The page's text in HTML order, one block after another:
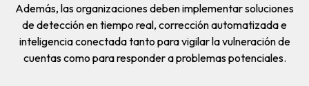
Además, las organizaciones deben implementar soluciones
de detección en tiempo real, corrección automatizada e
inteligencia conectada tanto para vigilar la vulneración de
cuentas como para responder a problemas potenciales.